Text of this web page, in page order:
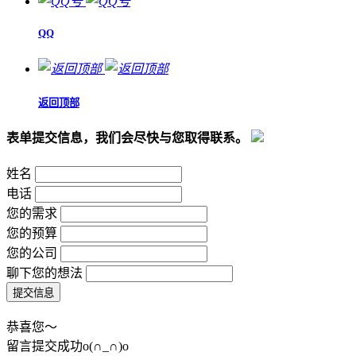
QQ
返回顶部
表单提交信息，我们会尽快与您取得联系。
姓名
电话
您的需求
您的预算
您的公司
聊下您的想法
恭喜您～
留言提交成功o(∩_∩)o